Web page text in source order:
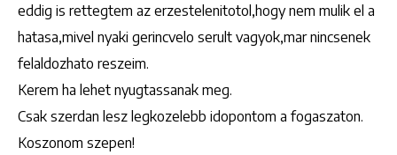
eddig is rettegtem az erzestelenitotol,hogy nem mulik el a
hatasa,mivel nyaki gerincvelo serult vagyok,mar nincsenek
felaldozhato reszeim.
Kerem ha lehet nyugtassanak meg.
Csak szerdan lesz legkozelebb idopontom a fogaszaton.
Koszonom szepen!